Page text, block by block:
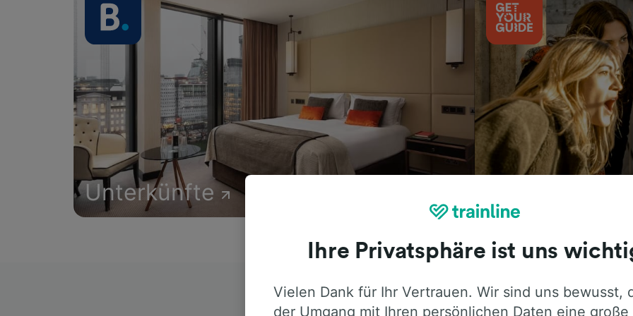
Unterkünfte
Die ehrliche Meinung von Trainline-
Ihre Privatsphäre ist uns
Vielen Dank für Ihr Vertrauen. Wir sind uns bewusst,
der Umgang mit Ihren persönlichen Daten eine große